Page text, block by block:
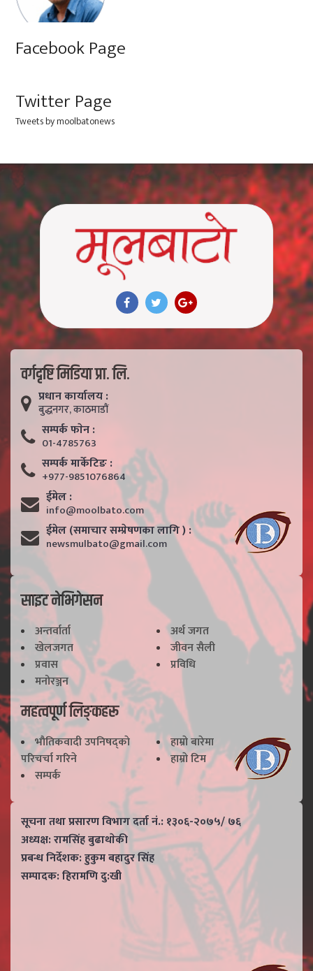
Facebook Page
Twitter Page
Tweets by moolbatonews
वर्गदृष्टि मिडिया प्रा. लि.
प्रधान कार्यालय :
बुद्धनगर, काठमाडाैं
सम्पर्क फाेन :
01-4785763
सम्पर्क मार्केटिङ :
+977-9851076864
ईमेल :
info@moolbato.com
ईमेल (समाचार सम्प्रेषणका लागि ) :
newsmulbato@gmail.com
साइट नेभिगेसन
अन्तर्वार्ता
अर्थ जगत
खेलजगत
जीवन सैली
प्रवास
प्रविधि
मनोरञ्जन
महत्वपूर्ण लिङ्कहरू
भाैतिकवादी उपनिषद्काे
परिचर्चा गरिने
हाम्राे बारेमा
हाम्राे टिम
सम्पर्क
सूचना तथा प्रसारण विभाग दर्ता नं.: १३०६-२०७५/ ७६
अध्यक्ष: रामसिंह बुढाथाेकी
प्रबन्ध निर्देशक: हुकुम बहादुर सिंह
सम्पादक: हिरामणि दु:खी